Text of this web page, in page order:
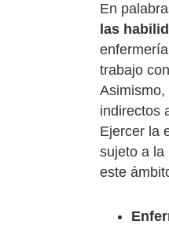
En
las
trabajo
indirectos
Ejercer la
sujeto a la
este